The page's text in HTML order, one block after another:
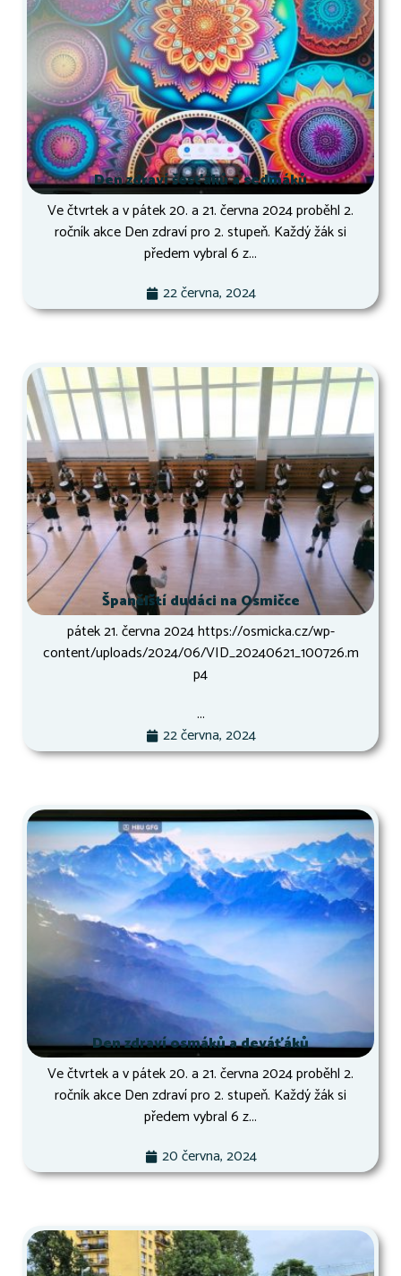
Den zdraví šesťáků a sedmáků
Ve čtvrtek a v pátek 20. a 21. června 2024 proběhl 2.
ročník akce Den zdraví pro 2. stupeň. Každý žák si
předem vybral 6 z...
22 června, 2024
Španělští dudáci na Osmičce
pátek 21. června 2024 https://osmicka.cz/wp-
content/uploads/2024/06/VID_20240621_100726.m
p4
...
22 června, 2024
Den zdraví osmáků a deváťáků
Ve čtvrtek a v pátek 20. a 21. června 2024 proběhl 2.
ročník akce Den zdraví pro 2. stupeň. Každý žák si
předem vybral 6 z...
20 června, 2024